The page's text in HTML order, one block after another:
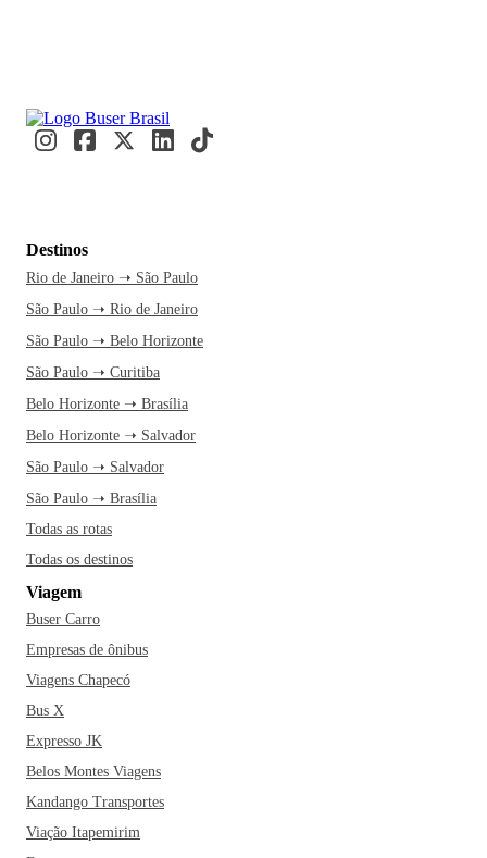
Destinos
Rio de Janeiro ➝ São Paulo
São Paulo ➝ Rio de Janeiro
São Paulo ➝ Belo Horizonte
São Paulo ➝ Curitiba
Belo Horizonte ➝ Brasília
Belo Horizonte ➝ Salvador
São Paulo ➝ Salvador
São Paulo ➝ Brasília
Todas as rotas
Todas os destinos
Viagem
Buser Carro
Empresas de ônibus
Viagens Chapecó
Bus X
Expresso JK
Belos Montes Viagens
Kandango Transportes
Viação Itapemirim